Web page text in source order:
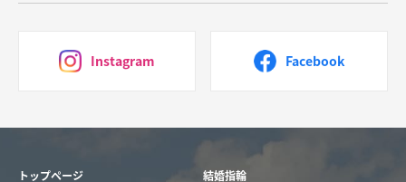
Instagram Facebook
トップページ 結婚指輪